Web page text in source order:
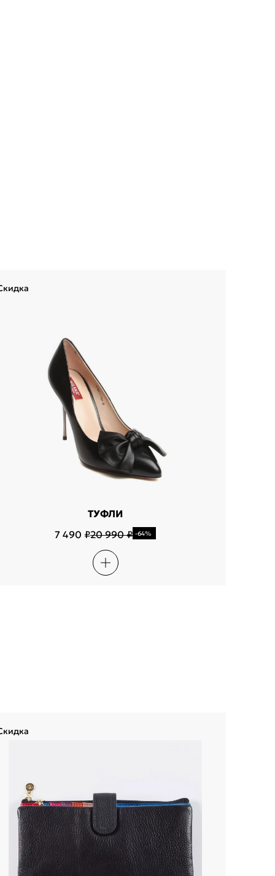
ТУФЛИ
7 490 ₽20 990 ₽ -64%